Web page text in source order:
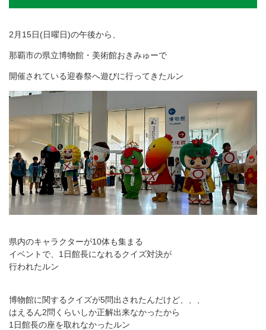
2月15日(日曜日)の午後から、
那覇市の県立博物館・美術館おきみゅーで
開催されている迎春祭へ遊びに行ってきたルン
県内のキャラクターが10体も集まる
イベントで、1日館長になれるクイズ対決が
行われたルン
博物館に関するクイズが5問出されたんだけど、、、
はえるん2問くらいしか正解出来なかったから
1日館長の座を取れなかったルン